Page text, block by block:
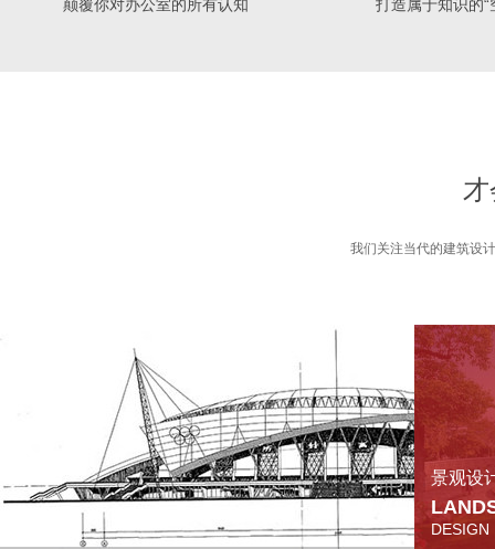
颠覆你对办公室的所有认知 打造属于知识的“
我们关注当代的建筑设
景观设
DESIGN